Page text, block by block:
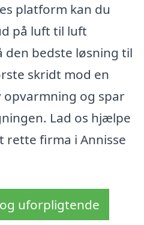
platform kan du
på luft til luft
bedste løsning til
skridt mod en
og spar
Lad os hjælpe
rette firma i Annisse
uforpligtende